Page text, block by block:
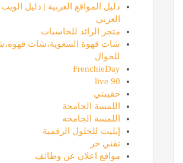
دليل المواقع العربية | دليل
العربي
متجر الرائد للحاسبات
شات قهوة السعوية،شات
للجوال
FrenchieDay
90 live
حقيبتي
اللمسة الجامحة
اللمسة الجامحة
إيليت للحلول الرقمية
تقني حر
مواقع اعلان عن وظائف